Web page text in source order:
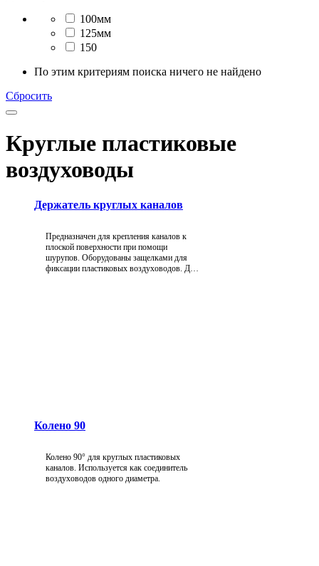
100мм
125мм
150
По этим критериям поиска ничего не найдено
Сбросить
Круглые пластиковые
воздуховоды
Держатель круглых каналов
Предназначен для крепления каналов к
плоской поверхности при помощи
шурупов. Оборудованы защелками для
фиксации пластиковых воздуховодов. Для
Колено 90
Колено 90° для круглых пластиковых
каналов. Используется как соединитель
воздуховодов одного диаметра.